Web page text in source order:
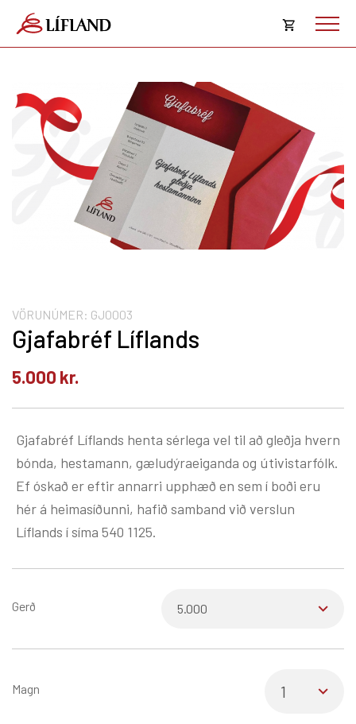
Opna
Karfan þín
Karfan er tóm.
VÖRUNÚMER: GJ0003
Gjafabréf Líflands
5.000 kr.
Gjafabréf Líflands henta sérlega vel til að gleðja hvern
bónda, hestamann, gæludýraeiganda og útivistarfólk.
Ef óskað er eftir annarri upphæð en sem í boði eru
hér á heimasíðunni, hafið samband við verslun
Líflands í síma 540 1125.
Gerð
Magn